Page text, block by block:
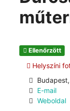
Ellenőrzött
Helyszíni
E-mail
Weboldal